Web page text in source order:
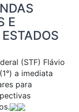
E
(STF) Flávio
a imediata
para